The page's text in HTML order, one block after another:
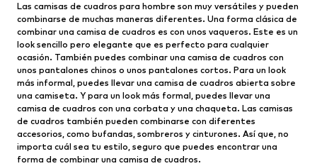
Las camisas de cuadros para hombre son muy versátiles y pueden
combinarse de muchas maneras diferentes. Una forma clásica de
combinar una camisa de cuadros es con unos vaqueros. Este es un
look sencillo pero elegante que es perfecto para cualquier
ocasión. También puedes combinar una camisa de cuadros con
unos pantalones chinos o unos pantalones cortos. Para un look
más informal, puedes llevar una camisa de cuadros abierta sobre
una camiseta. Y para un look más formal, puedes llevar una
camisa de cuadros con una corbata y una chaqueta. Las camisas
de cuadros también pueden combinarse con diferentes
accesorios, como bufandas, sombreros y cinturones. Así que, no
importa cuál sea tu estilo, seguro que puedes encontrar una
forma de combinar una camisa de cuadros.